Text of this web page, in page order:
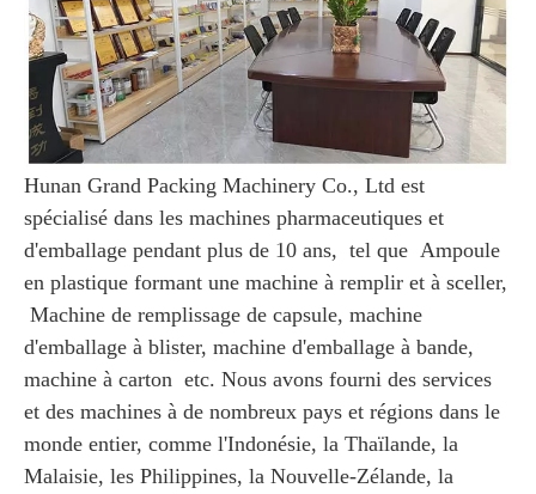
Hunan Grand Packing Machinery Co., Ltd est
spécialisé dans les machines pharmaceutiques et
d'emballage pendant plus de 10 ans, tel que Ampoule
en plastique formant une machine à remplir et à sceller,
Machine de remplissage de capsule, machine
d'emballage à blister, machine d'emballage à bande,
machine à carton etc. Nous avons fourni des services
et des machines à de nombreux pays et régions dans le
monde entier, comme l'Indonésie, la Thaïlande, la
Malaisie, les Philippines, la Nouvelle-Zélande, la